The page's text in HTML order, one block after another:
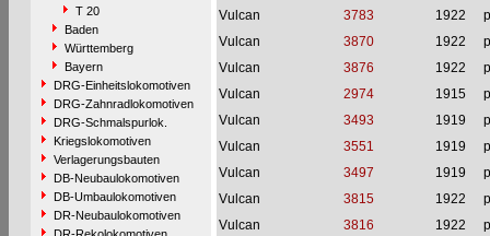
T 20
Baden
Württemberg
Bayern
DRG-Einheitslokomotiven
DRG-Zahnradlokomotiven
DRG-Schmalspurlok.
Kriegslokomotiven
Verlagerungsbauten
DB-Neubaulokomotiven
DB-Umbaulokomotiven
DR-Neubaulokomotiven
Vulcan
3783 1922
Vulcan
3870 1922
Vulcan
3876 1922
Vulcan
2974 1915
Vulcan
3493 1919
Vulcan
3551 1919
Vulcan
3497 1919
Vulcan
3815 1922
Vulcan
3816 1922